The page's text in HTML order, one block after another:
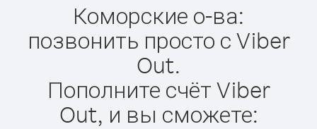
Коморские о-ва:
позвонить просто с Viber
Out.
Пополните счёт Viber
Out, и вы сможете: